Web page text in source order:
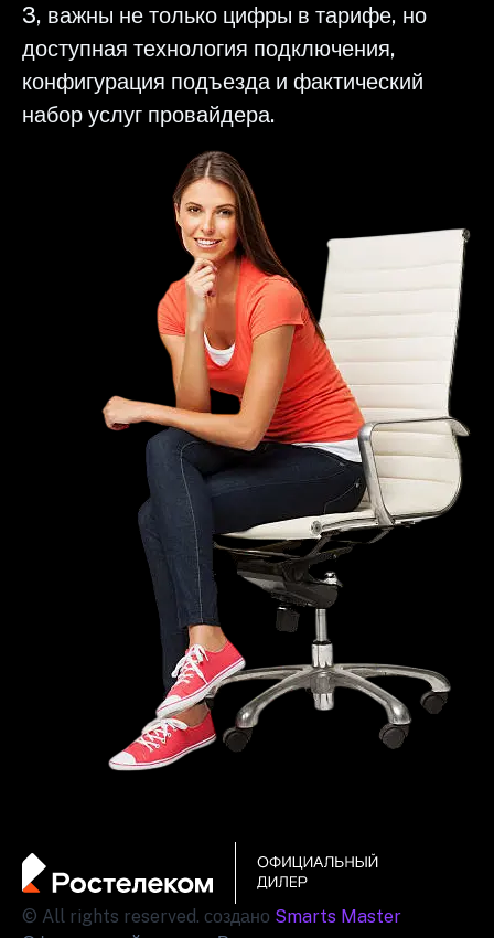
3, важны не только цифры в тарифе, но
доступная технология подключения,
конфигурация подъезда и фактический
набор услуг провайдера.
© All rights reserved. создано Smarts Master